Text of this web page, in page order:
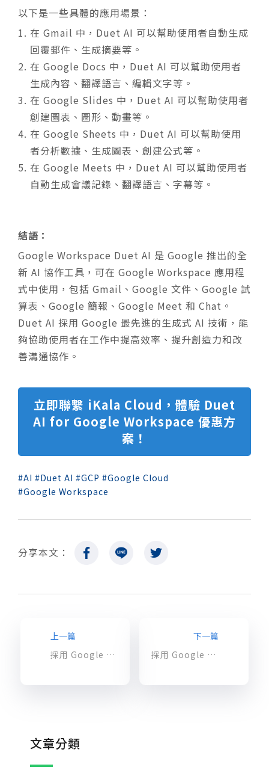
以下是一些具體的應用場景 ：
在 Gmail 中，Duet AI 可以幫助使用者自動生成
回覆郵件、生成摘要等。
在 Google Docs 中，Duet AI 可以幫助使用者
生成內容、翻譯語言、編輯文字等。
在 Google Slides 中，Duet AI 可以幫助使用者
創建圖表、圖形、動畫等。
在 Google Sheets 中，Duet AI 可以幫助使用
者分析數據、生成圖表、創建公式等。
在 Google Meets 中，Duet AI 可以幫助使用者
自動生成會議記錄、翻譯語言、字幕等。
結語：
Google Workspace Duet AI 是 Google 推出的全
新 AI 協作工具，可在 Google Workspace 應用程
式中使用，包括 Gmail、Google 文件、Google 試
算表、Google 簡報、Google Meet 和 Chat。
Duet AI 採用 Google 最先進的生成式 AI 技術，能
夠協助使用者在工作中提高效率、提升創造力和改
善溝通協作。
立即聯繫 iKala Cloud，體驗 Duet
AI for Google Workspace 優惠方
案！
AI Duet AI GCP
Google Cloud
Google Workspace
分享本文：
上一篇
採用 Google Workspace，提升利潤、生產力與安全防護 – Part2
下一篇
採用 Google Workspace，提升利潤、生產力與安全防護 – Part3
文章分類